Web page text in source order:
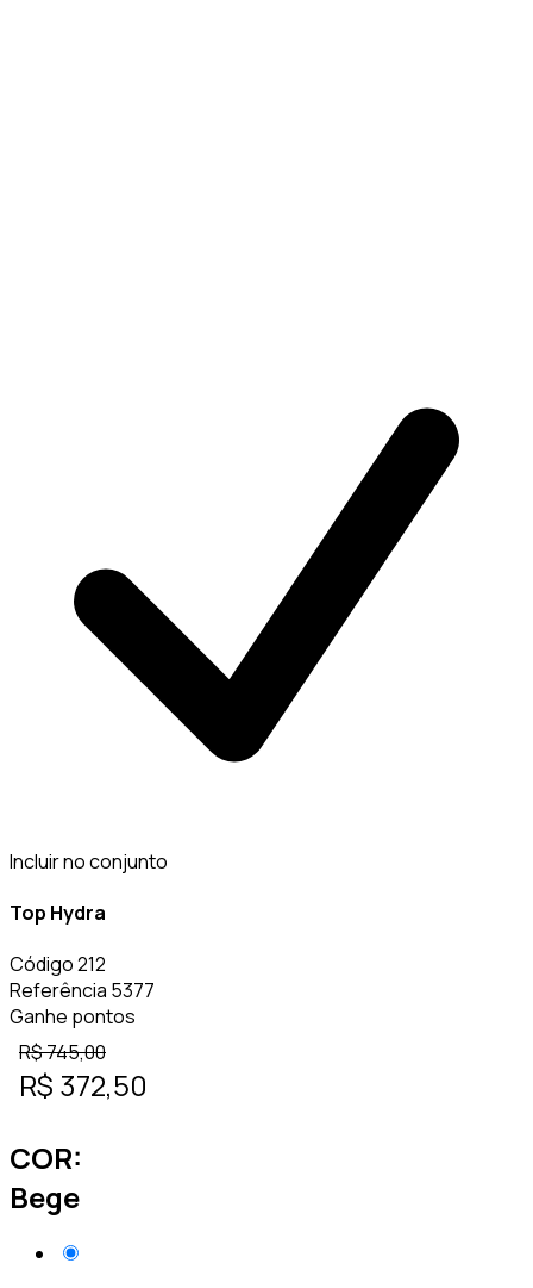
Incluir no conjunto
Top Hydra
Código212
Referência 5377
Ganhe pontos
R$745,00
R$ 372,50
COR:
Bege